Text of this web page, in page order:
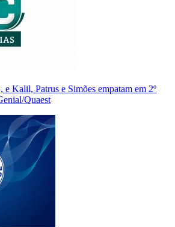
Kalil, Patrus e Simões empatam em 2º
Quaest